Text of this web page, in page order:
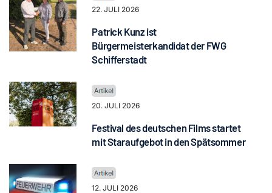
22. JULI 2026
Patrick Kunz ist
Bürgermeisterkandidat der FWG
Schifferstadt
20. JULI 2026
Festival des deutschen Films startet
mit Staraufgebot in den Spätsommer
12. JULI 2026